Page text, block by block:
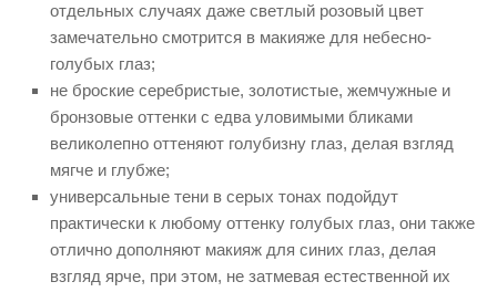
отдельных случаях даже светлый розовый цвет
замечательно смотрится в макияже для небесно-
голубых глаз;
не броские серебристые, золотистые, жемчужные и
бронзовые оттенки с едва уловимыми бликами
великолепно оттеняют голубизну глаз, делая взгляд
мягче и глубже;
универсальные тени в серых тонах подойдут
практически к любому оттенку голубых глаз, они также
отлично дополняют макияж для синих глаз, делая
взгляд ярче, при этом, не затмевая естественной их